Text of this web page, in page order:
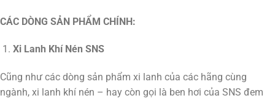
CÁC DÒNG SẢN PHẨM CHÍNH:
Xi Lanh Khí Nén SNS
Cũng như các dòng sản phẩm xi lanh của các hãng cùng
ngành, xi lanh khí nén – hay còn gọi là ben hơi của SNS đem